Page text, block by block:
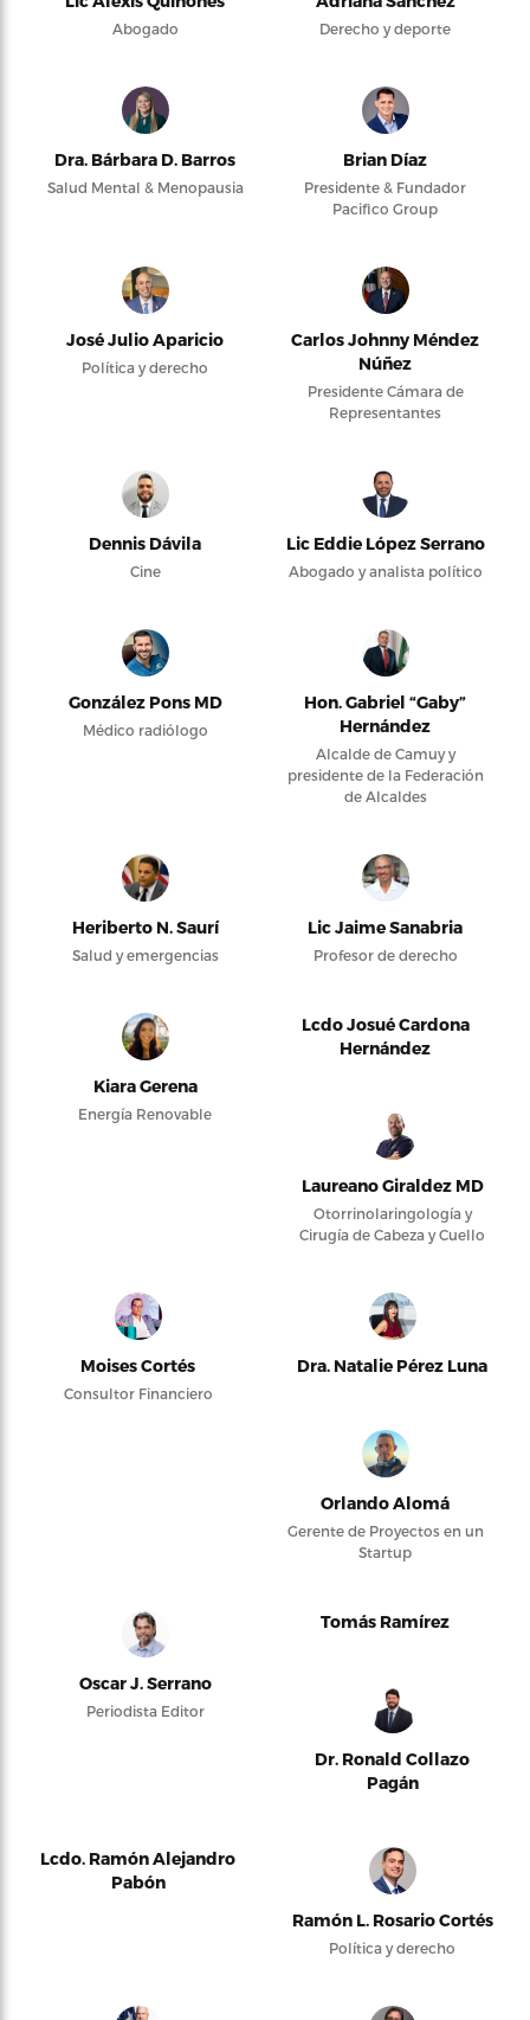
Abogado Derecho y deporte
Dra. Bárbara D. Barros
Salud Mental & Menopausia
Brian Díaz
Presidente & Fundador
Pacifico Group
José Julio Aparicio
Política y derecho
Carlos Johnny Méndez
Núñez
Presidente Cámara de
Representantes
Dennis Dávila
Cine
Lic Eddie López Serrano
Abogado y analista político
González Pons MD
Médico radiólogo
Hon. Gabriel “Gaby”
Hernández
Alcalde de Camuy y
presidente de la Federación
de Alcaldes
Heriberto N. Saurí
Salud y emergencias
Lic Jaime Sanabria
Profesor de derecho
Kiara Gerena
Energía Renovable
Lcdo Josué Cardona
Hernández
Laureano Giraldez MD
Otorrinolaringología y
Cirugía de Cabeza y Cuello
Moises Cortés
Consultor Financiero
Dra. Natalie Pérez Luna
Orlando Alomá
Gerente de Proyectos en un
Startup
Oscar J. Serrano
Periodista Editor
Tomás Ramírez
Dr. Ronald Collazo
Pagán
Lcdo. Ramón Alejandro
Pabón
Ramón L. Rosario Cortés
Política y derecho